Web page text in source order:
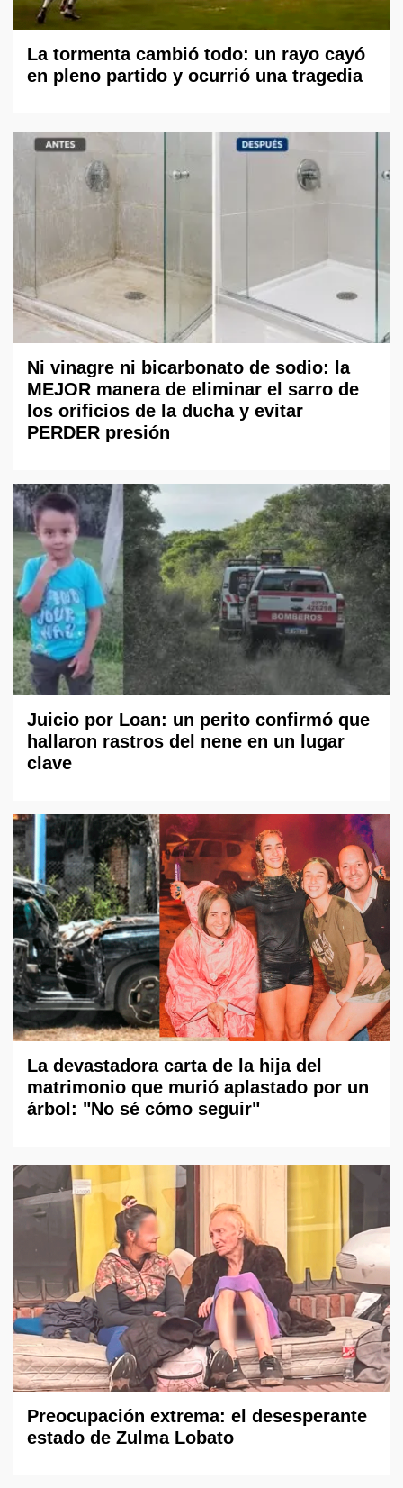
La tormenta cambió todo: un rayo cayó
en pleno partido y ocurrió una tragedia
Ni vinagre ni bicarbonato de sodio: la
MEJOR manera de eliminar el sarro de
los orificios de la ducha y evitar
PERDER presión
Juicio por Loan: un perito confirmó que
hallaron rastros del nene en un lugar
clave
La devastadora carta de la hija del
matrimonio que murió aplastado por un
árbol: "No sé cómo seguir"
Preocupación extrema: el desesperante
estado de Zulma Lobato